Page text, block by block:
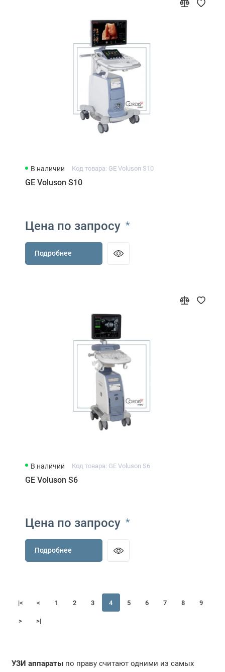
В наличии Код товара: GE Voluson S10
GE Voluson S10
Цена по запросу *
Подробнее
В наличии Код товара: GE Voluson S6
GE Voluson S6
Цена по запросу *
Подробнее
|< < 1 2 3 4 5 6 7 8 9
> >|
УЗИ аппаратыпо праву считают одними из самых